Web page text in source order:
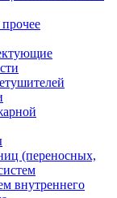
(переносных,
внутреннего